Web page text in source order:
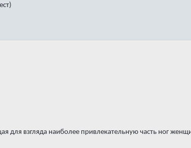
для взгляда наиболее привлекательную часть ног